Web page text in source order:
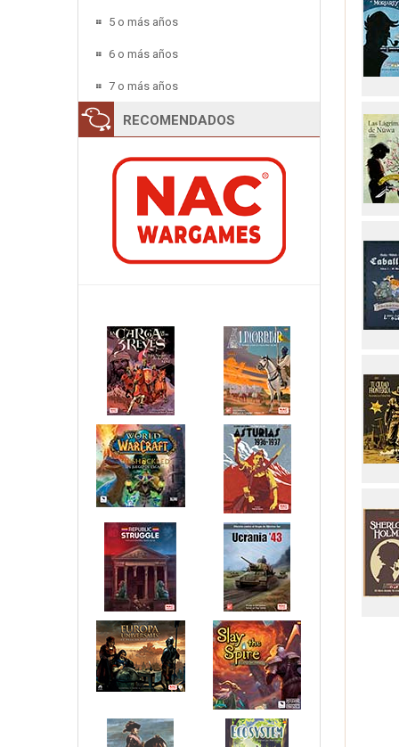
5 o más años
6 o más años
7 o más años
RECOMENDADOS